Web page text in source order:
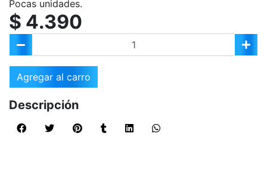
Pocas unidades.
$ 4.390
Agregar al carro
Descripción